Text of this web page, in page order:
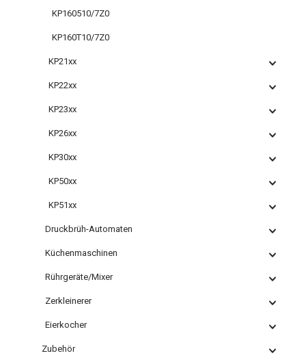
KP160510/7Z0
KP160T10/7Z0
KP21xx
KP22xx
KP23xx
KP26xx
KP30xx
KP50xx
KP51xx
Druckbrüh-Automaten
Küchenmaschinen
Rührgeräte/Mixer
Zerkleinerer
Eierkocher
Zubehör